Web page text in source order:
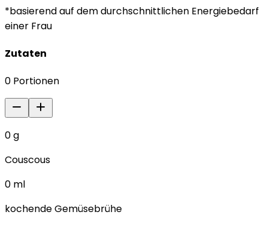
*basierend auf dem durchschnittlichen Energiebedarf
einer Frau
Zutaten
0 Portionen
0g
Couscous
0 ml
kochende Gemüsebrühe